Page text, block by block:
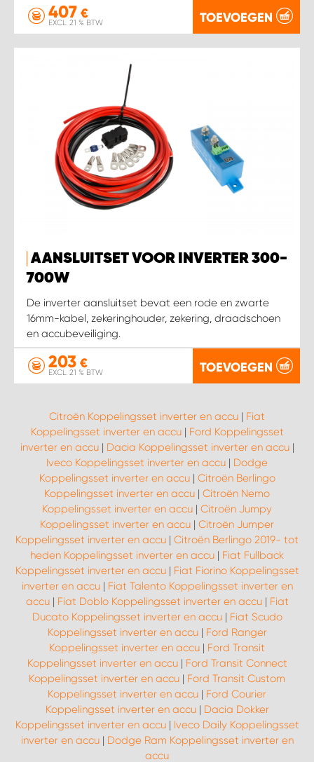
407 €
EXCL. 21 % BTW TOEVOEGEN
AANSLUITSET VOOR INVERTER 300-
700W
De inverter aansluitset bevat een rode en zwarte
16mm-kabel, zekeringhouder, zekering, draadschoen
en accubeveiliging.
203 €
EXCL. 21 % BTW TOEVOEGEN
Citroën Koppelingsset inverter en accu | Fiat
Koppelingsset inverter en accu| Ford Koppelingsset
inverter en accu| Dacia Koppelingsset inverter en accu|
Iveco Koppelingsset inverter en accu | Dodge
Koppelingsset inverter en accu| Citroën Berlingo
Koppelingsset inverter en accu | Citroën Nemo
Koppelingsset inverter en accu | Citroën Jumpy
Koppelingsset inverter en accu | Citroën Jumper
Koppelingsset inverter en accu | Citroën Berlingo 2019- tot
heden Koppelingsset inverter en accu | Fiat Fullback
Koppelingsset inverter en accu| Fiat Fiorino Koppelingsset
inverter en accu| Fiat Talento Koppelingsset inverter en
accu| Fiat Doblo Koppelingsset inverter en accu| Fiat
Ducato Koppelingsset inverter en accu| Fiat Scudo
Koppelingsset inverter en accu| Ford Ranger
Koppelingsset inverter en accu | Ford Transit
Koppelingsset inverter en accu| Ford Transit Connect
Koppelingsset inverter en accu | Ford Transit Custom
Koppelingsset inverter en accu | Ford Courier
Koppelingsset inverter en accu| Dacia Dokker
Koppelingsset inverter en accu| Iveco Daily Koppelingsset
inverter en accu| Dodge Ram Koppelingsset inverter en
accu
WORK SYSTEM ZWARTEBROEK